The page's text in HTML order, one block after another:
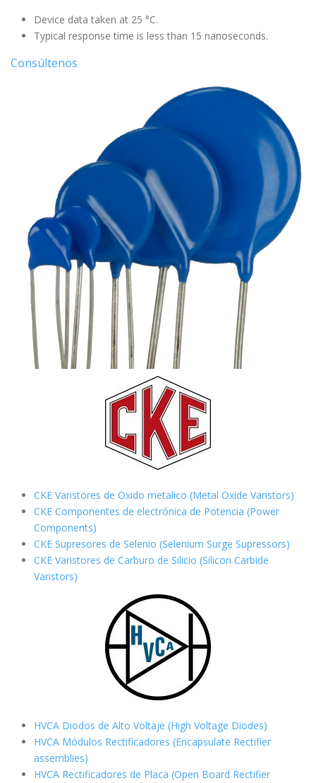
Device data taken at 25 °C.
Typical response time is less than 15 nanoseconds.
Consúltenos
CKE Varistores de Oxido metalico (Metal Oxide Varistors)
CKE Componentes de electrónica de Potencia (Power
Components)
CKE Supresores de Selenio (Selenium Surge Supressors)
CKE Varistores de Carburo de Silicio (Silicon Carbide
Varistors)
HVCA Diodos de Alto Voltaje (High Voltage Diodes)
HVCA Módulos Rectificadores (Encapsulate Rectifier
assemblies)
HVCA Rectificadores de Placa (Open Board Rectifier